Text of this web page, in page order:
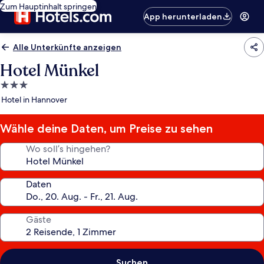
Zum Hauptinhalt springen
App herunterladen
Alle Unterkünfte anzeigen
Hotel Münkel
3.0-
Sterne-
Hotel in Hannover
Wähle deine Daten, um Preise zu sehen
Wo soll’s hingehen?
Daten
Gäste